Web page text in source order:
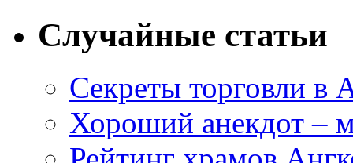
Случайные статьи
Секреты торговли в
Хороший анекдот –